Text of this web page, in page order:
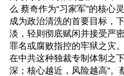
么 蔡奇作为“习家军”的核心
成为政治清洗的首要目标，
淡，轻则彻底赋闲并接受严
罪名或腐败指控的牢狱之灾。
在中共这种独裁专制体制之
深；核心越近，风险越高”。